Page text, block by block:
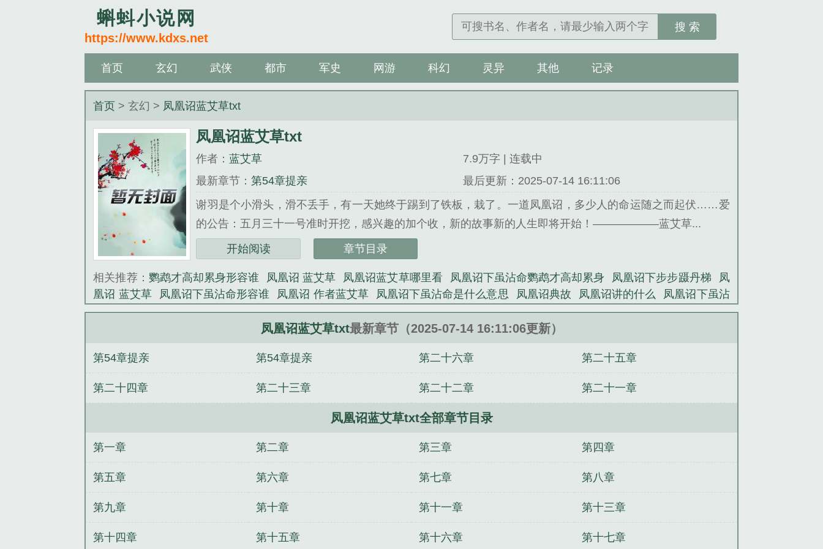
蝌蚪小说网
https://www.kdxs.net
搜 索
首页 玄幻 武侠 都市 军史 网游 科幻 灵异 其他 记录
首页 > 玄幻 > 凤凰诏蓝艾草txt
凤凰诏蓝艾草txt
作者：蓝艾草
7.9万字 | 连载中
最新章节：第54章提亲
最后更新：2025-07-14 16:11:06
谢羽是个小滑头，滑不丢手，有一天她终于踢到了铁板，栽了。一道凤凰诏，多少人的命运随之而起伏……爱
的公告：五月三十一号准时开挖，感兴趣的加个收，新的故事新的人生即将开始！——————蓝艾草...
《凤凰诏蓝艾草txt》是蓝艾草精心创作的玄幻类小说。
开始阅读 章节目录
相关推荐： 鹦鹉才高却累身形容谁 凤凰诏 蓝艾草 凤凰诏蓝艾草哪里看 凤凰诏下虽沾命鹦鹉才高却累身 凤凰诏下步步蹑丹梯
凤
凰诏 蓝艾草
凤凰诏下虽沾命形容谁 凤凰诏 作者蓝艾草 凤凰诏下虽沾命是什么意思 凤凰诏典故 凤凰诏讲的什么
凤凰诏下虽沾
命鹦鹉才高却累身形容的是谁 凤凰诏 狸子 鹦鹉才高却累身形容的是 凤凰诏全文阅读 凤凰诏下虽沾命 凤凰诏蓝艾草 凤凰诏下
凤凰诏下虽沾命形容的是 凤凰诏TXT 凤凰诏 蓝艾草完整版
穿今]影后的吃货调研报告
星际之魔君在下 碍事的前穿越者 奥特曼之魔幻卡牌 末世之诛魔荣耀 大契丹萧太后
尘埃
侠武世界 【快穿】攻略对象是精分
凤凰诏蓝艾草txt最新章节（2025-07-14 16:11:06更新）
第54章提亲 第54章提亲 第二十六章 第二十五章
第二十四章 第二十三章 第二十二章 第二十一章
凤凰诏蓝艾草txt全部章节目录
第一章 第二章 第三章 第四章
第五章 第六章 第七章 第八章
第九章 第十章 第十一章 第十三章
第十四章 第十五章 第十六章 第十七章